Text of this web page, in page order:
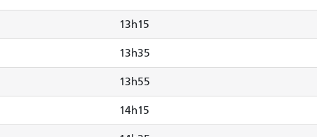
13h15
13h35
13h55
14h15